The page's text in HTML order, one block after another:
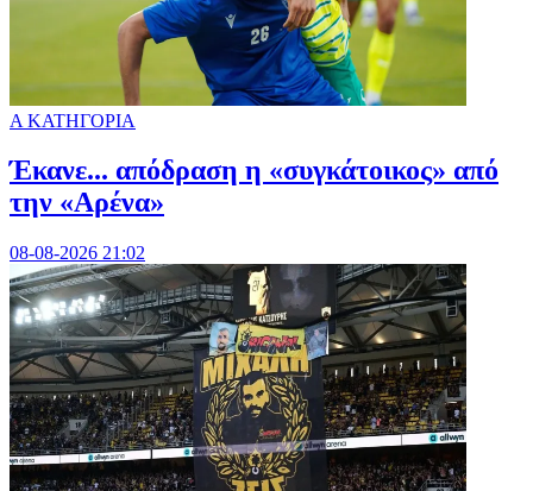
Α ΚΑΤΗΓΟΡΙΑ
Έκανε... απόδραση η «συγκάτοικος» από
την «Αρένα»
08-08-2026 21:02